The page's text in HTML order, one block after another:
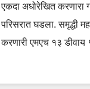
एकदा अधोरेखित करणारा
परिसरात घडला. समृद्धी
करणारी एमएच १३